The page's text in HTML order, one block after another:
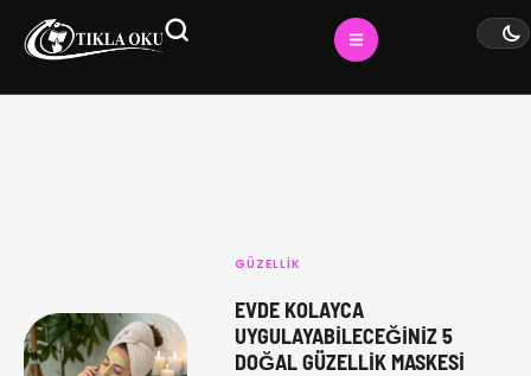
GÜZELLIK
EVDE KOLAYCA
UYGULAYABILECEĞINIZ 5
DOĞAL GÜZELLIK MASKESI